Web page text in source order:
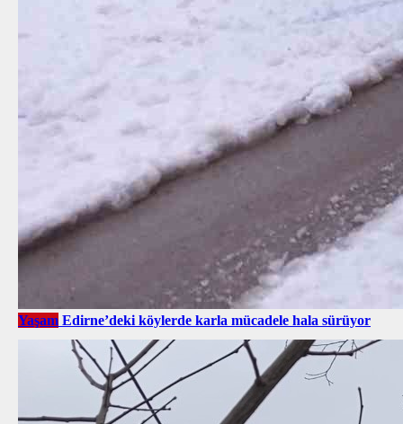
Yaşam Edirne’deki köylerde karla mücadele hala sürüyor